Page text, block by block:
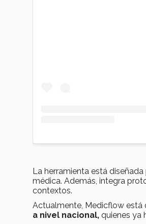
La herramienta está diseñada
médica. Además, integra
contextos.
Actualmente, Medicflow está
a nivel nacional, quienes ya